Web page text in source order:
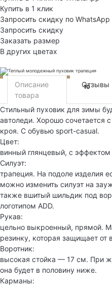
Купить в 1 клик
Запросить скидку по WhatsApp
Запросить скидку
Заказать размер
В других цветах
Описание
товара
Отзывы
10
Стильный пуховик для зимы
автоледи. Хорошо
кроя. С обувью sport-casual.
Цвет:
винный глянцевый, с эффектом
Силуэт:
трапеция. На подоле изделия
можно изменить силуэт на
также вшитый шильдик под
логотипом ADD.
Рукав:
цельно выкроенный, прямой.
резинку, которая защищает от
Воротник:
высокая стойка — 17 см. При
она будет в половину ниже.
Карманы: